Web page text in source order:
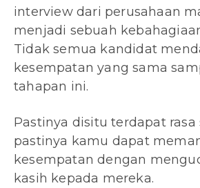
interview dari perusahaan
menjadi sebuah
Tidak semua kandidat
kesempatan yang sama
tahapan ini.
Pastinya disitu terdapat rasa
pastinya kamu dapat
kesempatan dengan
kasih kepada mereka.